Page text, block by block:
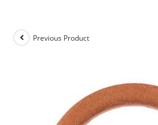
Previous Product